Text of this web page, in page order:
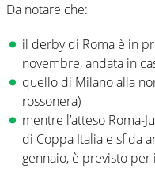
Da notare che:
il derby di Roma è in
novembre, andata in
quello di Milano alla
rossonera)
mentre l’atteso Roma-
di Coppa Italia e sfida
gennaio, è previsto